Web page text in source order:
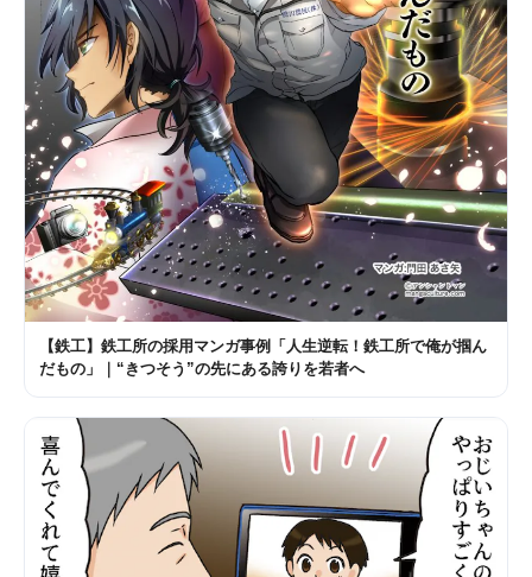
【鉄工】鉄工所の採用マンガ事例「人生逆転！鉄工所で俺が掴ん
だもの」｜“きつそう”の先にある誇りを若者へ